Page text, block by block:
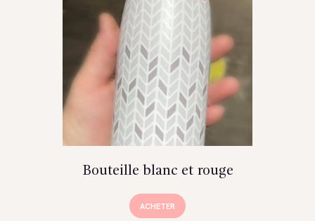
Bouteille blanc et rouge
ACHETER